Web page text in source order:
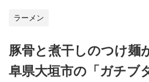
ラーメン
豚骨と煮干しのつけ麺
阜県大垣市の「ガチブ